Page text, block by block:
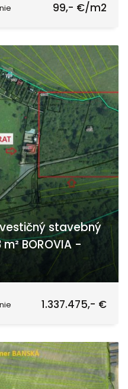
99,- €/m2
stavebný
BOROVIA -
1.337.475,- €